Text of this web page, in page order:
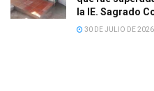
la IE. Sagrado
30 DE JULIO DE 2026